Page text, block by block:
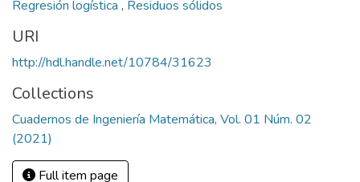
Regresión logística , Residuos sólidos
URI
http://hdl.handle.net/10784/31623
Collections
Cuadernos de Ingeniería Matemática, Vol. 01 Núm. 02
(2021)
Full item page